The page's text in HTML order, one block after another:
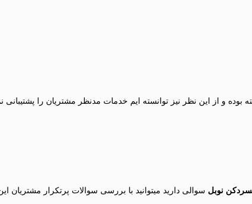
و از این نظر نیز توانسته ایم خدمات مدنظر مشتریان را پشتیبانی
نوبل سوالی دارید میتوانید با بررسی سوالات پرتکرار